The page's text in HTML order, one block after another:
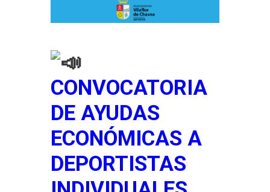
CONVOCATORIA
DE AYUDAS
ECONÓMICAS A
DEPORTISTAS